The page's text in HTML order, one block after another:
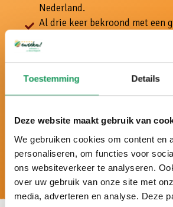
Toestemming Details
Deze website maakt gebruik van
We gebruiken cookies om content en
personaliseren, om functies voor
ons websiteverkeer te analyseren.
over uw gebruik van onze site met
media, adverteren en analyse. Deze
Nederland.
Al drie keer bekroond met een
Vakantie op maat, met een
5 sterren luxe: grote villa’s,
volop wellnessmogelijkheden